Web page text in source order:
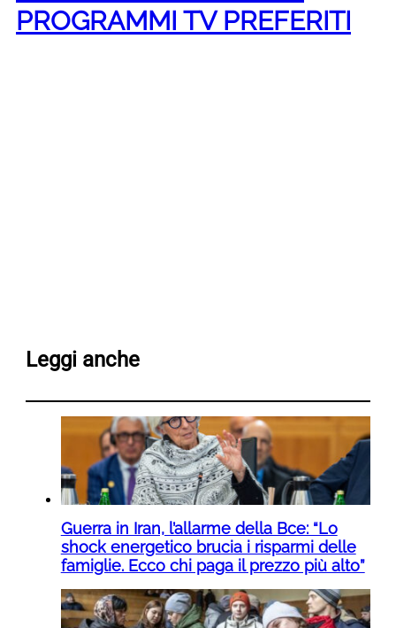
PROGRAMMI TV PREFERITI
Leggi anche
Guerra in Iran, l’allarme della Bce: “Lo
shock energetico brucia i risparmi delle
famiglie. Ecco chi paga il prezzo più alto”